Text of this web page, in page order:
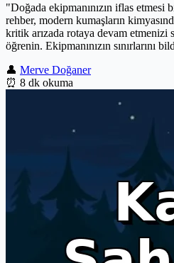
"Doğada ekipmanınızın iflas etmesi
rehber, modern kumaşların
kritik arızada rotaya devam etmenizi
öğrenin. Ekipmanınızın sınırlarını
👤 Merve Doğaner
⏰ 8 dk okuma